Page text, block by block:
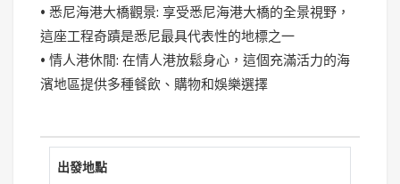
• 悉尼海港大橋觀景: 享受悉尼海港大橋的全景視野，
這座工程奇蹟是悉尼最具代表性的地標之一
• 情人港休閒: 在情人港放鬆身心，這個充滿活力的海
濱地區提供多種餐飲、購物和娛樂選擇
出發地點